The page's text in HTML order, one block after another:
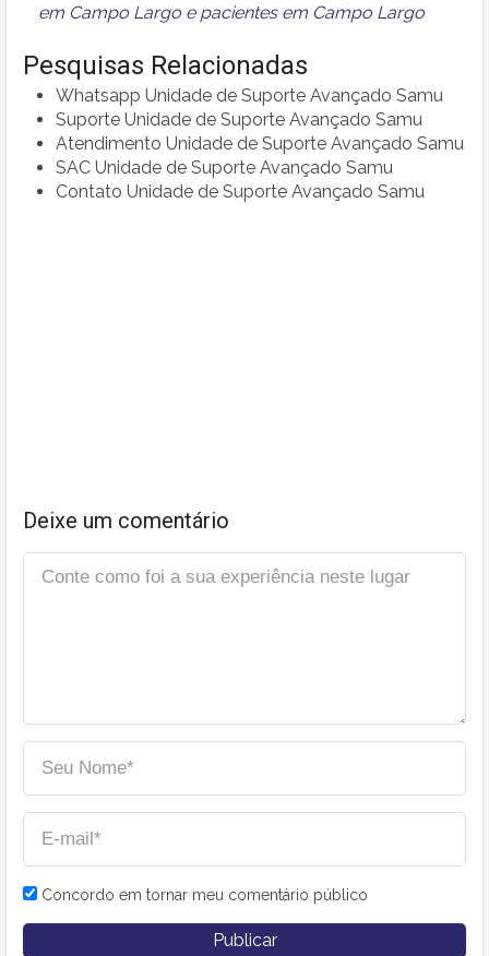
em Campo Largo e pacientes em Campo Largo
Pesquisas Relacionadas
Whatsapp Unidade de Suporte Avançado Samu
Suporte Unidade de Suporte Avançado Samu
Atendimento Unidade de Suporte Avançado Samu
SAC Unidade de Suporte Avançado Samu
Contato Unidade de Suporte Avançado Samu
Deixe um comentário
Concordo em tornar meu comentário público